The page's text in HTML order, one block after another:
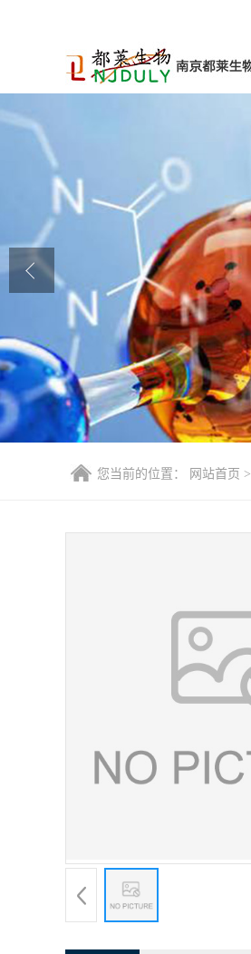
公司首页
公司动态
产品展厅
证书荣誉
联系方式
在线留言
您当前的位置： 网站首页 >